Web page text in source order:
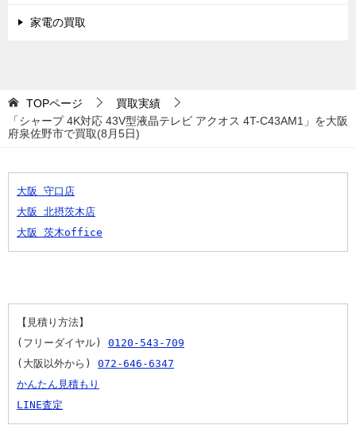
家電の買取
TOPページ
買取実績
「シャープ 4K対応 43V型液晶テレビ アクオス 4T-C43AM1」を大阪
府泉佐野市で買取(8月5日)
大阪 守口店
大阪 北摂茨木店
大阪 茨木office
【見積り方法】
(フリーダイヤル) 0120-543-709
(大阪以外から) 072-646-6347
かんたん見積もり
LINE査定